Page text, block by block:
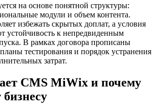
на основе понятной структуры:
модули и объем контента.
избежать скрытых доплат, а условия
устойчивость к непредвиденным
В рамках договора прописаны
тестирования и порядок устранения
затрат.
CMS MiWix и почему
бизнесу